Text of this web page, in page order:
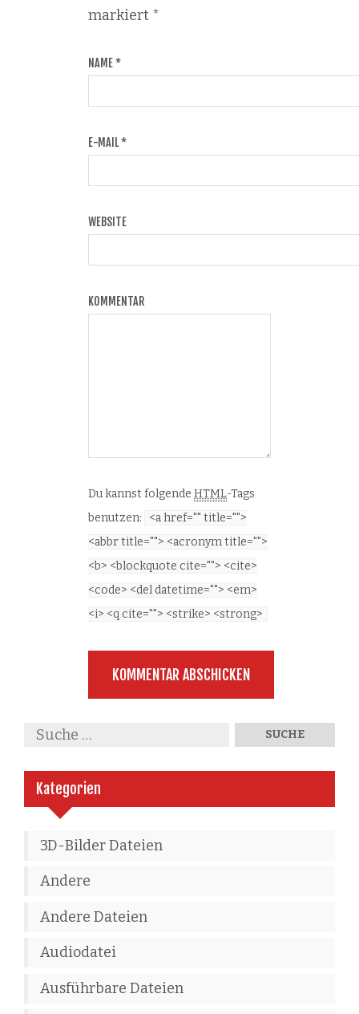
markiert *
NAME*
E-MAIL*
WEBSITE
KOMMENTAR
Du kannst folgende HTML-Tags
benutzen:
<a href="" title="">
<abbr title=""> <acronym title="">
<b> <blockquote cite=""> <cite>
<code> <del datetime=""> <em>
<i> <q cite=""> <strike> <strong>
Kategorien
3D-Bilder Dateien
Andere
Andere Dateien
Audiodatei
Ausführbare Dateien